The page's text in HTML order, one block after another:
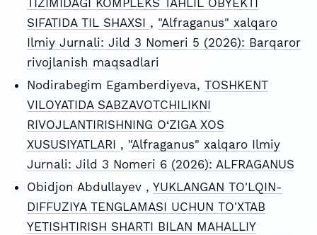
SIFATIDA TIL SHAXSI , "Alfraganus" xalqaro
Ilmiy Jurnali: Jild 3 Nomeri 5 (2026): Barqaror
rivojlanish maqsadlari
Nodirabegim Egamberdiyeva, TOSHKENT
VILOYATIDA SABZAVOTCHILIKNI
RIVOJLANTIRISHNING O‘ZIGA XOS
XUSUSIYATLARI , "Alfraganus" xalqaro Ilmiy
Jurnali: Jild 3 Nomeri 6 (2026): ALFRAGANUS
Obidjon Abdullayev , YUKLANGAN TO'LQIN-
DIFFUZIYA TENGLAMASI UCHUN TO'XTAB
YETISHTIRISH SHARTI BILAN MAHALLIY